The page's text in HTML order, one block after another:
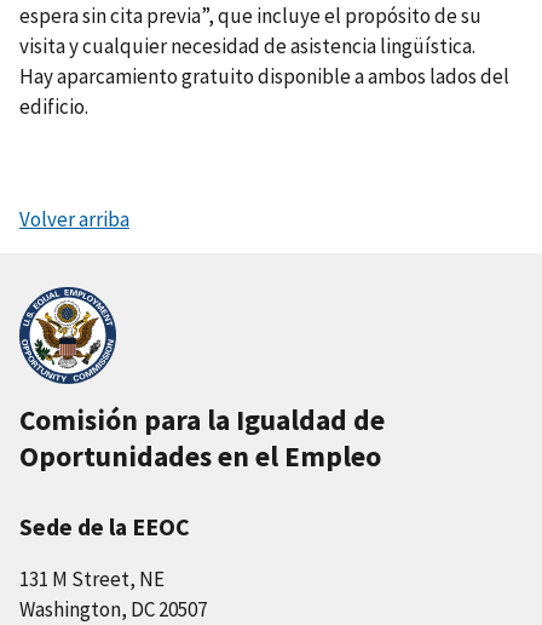
espera sin cita previa”, que incluye el propósito de su
visita y cualquier necesidad de asistencia lingüística.
Hay aparcamiento gratuito disponible a ambos lados del
edificio.
Volver arriba
Comisión para la Igualdad de
Oportunidades en el Empleo
Sede de la EEOC
131 M Street, NE
Washington, DC 20507